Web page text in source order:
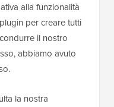
alla funzionalità
per creare tutti
il nostro
abbiamo avuto
la nostra